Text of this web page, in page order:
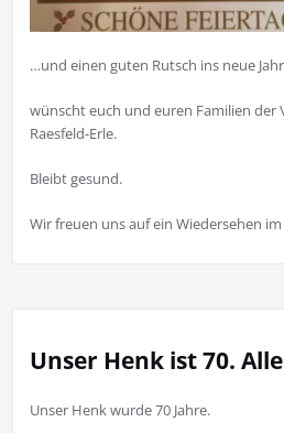
…und einen guten Rutsch ins neue
wünscht euch und euren Familien der
Raesfeld-Erle.
Bleibt gesund.
Wir freuen uns auf ein Wiedersehen im
Unser Henk ist 70.
Unser Henk wurde 70 Jahre.